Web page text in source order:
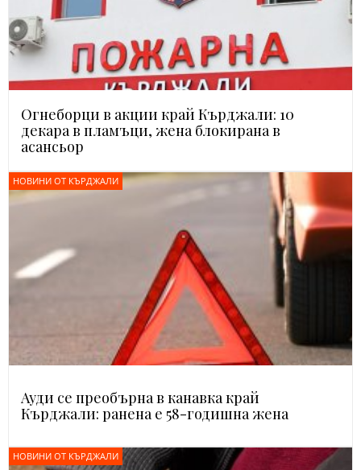
Огнеборци в акции край Кърджали: 10
декара в пламъци, жена блокирана в
асансьор
НОВИНИ ОТ КЪРДЖАЛИ
Ауди се преобърна в канавка край
Кърджали: ранена е 58-годишна жена
НОВИНИ ОТ КЪРДЖАЛИ